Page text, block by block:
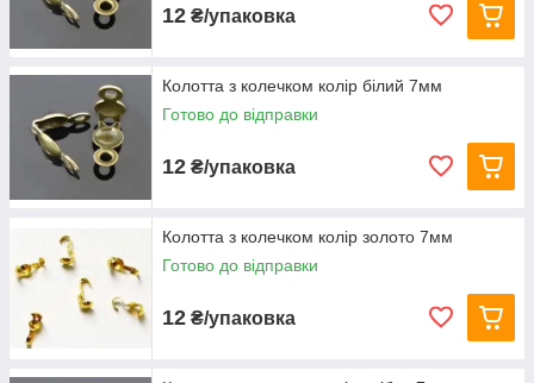
12 ₴/упаковка
Колотта з колечком колір білий 7мм
Готово до відправки
12 ₴/упаковка
Колотта з колечком колір золото 7мм
Готово до відправки
12 ₴/упаковка